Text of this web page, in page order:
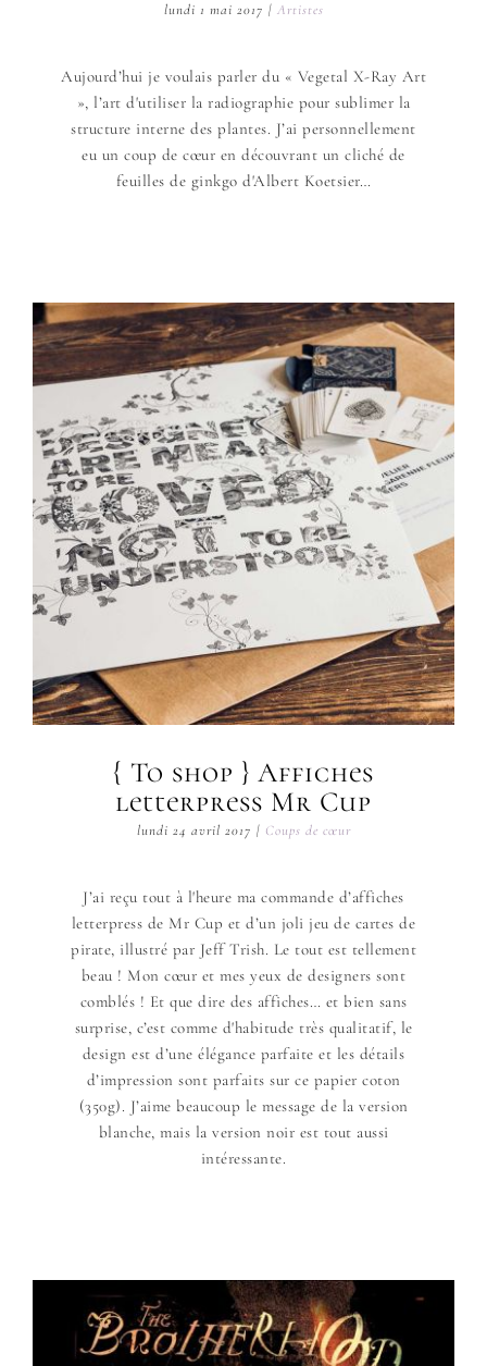
lundi 1 mai 2017 | Artistes
Aujourd’hui je voulais parler du « Vegetal X-Ray Art
», l’art d'utiliser la radiographie pour sublimer la
structure interne des plantes. J’ai personnellement
eu un coup de cœur en découvrant un cliché de
feuilles de ginkgo d'Albert Koetsier…
{ To shop } Affiches
letterpress Mr Cup
lundi 24 avril 2017 | Coups de cœur
J’ai reçu tout à l'heure ma commande d’affiches
letterpress de Mr Cup et d’un joli jeu de cartes de
pirate, illustré par Jeff Trish. Le tout est tellement
beau ! Mon cœur et mes yeux de designers sont
comblés ! Et que dire des affiches… et bien sans
surprise, c’est comme d'habitude très qualitatif, le
design est d’une élégance parfaite et les détails
d’impression sont parfaits sur ce papier coton
(350g). J’aime beaucoup le message de la version
blanche, mais la version noir est tout aussi
intéressante.